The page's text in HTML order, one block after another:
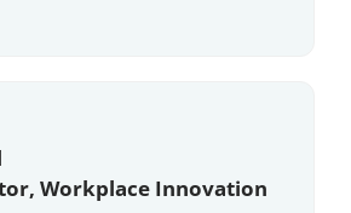
Workplace Innovation